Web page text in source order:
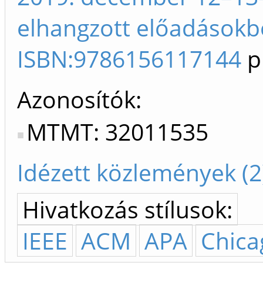
elhangzott
ISBN:9786156117144
Azonosítók
MTMT: 32011535
Idézett közlemények
Hivatkozás stílusok:
IEEE ACM APA